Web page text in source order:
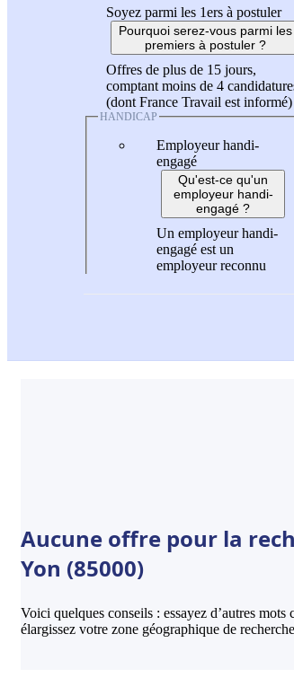
Soyez parmi les 1ers à postuler
Pourquoi serez-vous parmi les
premiers à postuler ?
Offres de plus de 15 jours,
comptant moins de 4
(dont France Travail est informé)
HANDICAP
Employeur handi-
engagé
Qu'est-ce qu'un
employeur handi-
engagé ?
Un employeur handi-
engagé est un
employeur reconnu
Aucune offre pour la
Yon (85000)
Voici quelques conseils : essayez d’autres
élargissez votre zone géographique de